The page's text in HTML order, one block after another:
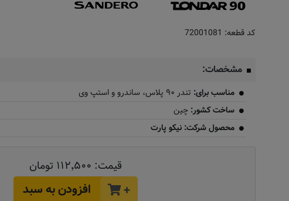
کد قطعه: 72001081
مشخصات:
مناسب برای: تندر ۹۰ پلاس، ساندرو و استپ وی
ساخت کشور: چین
محصول شرکت: نیکو پارت
قیمت: ۱۱۲٬۵۰۰ تومان
+
افزودن به سبد